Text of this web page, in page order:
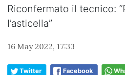
Riconfermato il tecnico:
l’asticella”
16 May 2022, 17:33
Twitter Facebook